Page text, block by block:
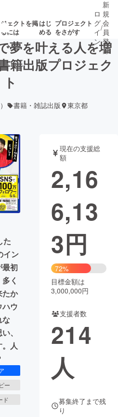
ェクトを掲
には
はじ
める
プロジェクト
をさがす
プロ
ェット
書籍・雑誌
チャレンジ
性化
CAMPFIRE Creation
税machi-ya コミュニティ
ロ
グ
イ
ン
/
新
規
会
員
登
録
夢を叶える人を増
籍出版プロジェク
ト
書籍・雑誌出版 東京都
た
イン
最初
く
たか
ハウ
な
、
人
ー
ド
現在の支援総
額
2,16
6,13
3円
72%
目標金額は
3,000,000円
支援者数
214
人
募集終了まで残
り